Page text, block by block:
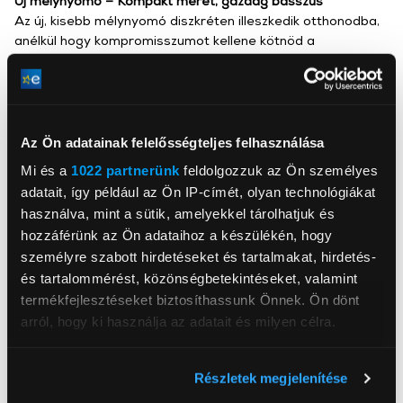
Az Ön adatainak felelősségteljes felhasználása
Mi és a 1022 partnerünk feldolgozzuk az Ön személyes
adatait, így például az Ön IP-címét, olyan technológiákat
használva, mint a sütik, amelyekkel tárolhatjuk és
hozzáférünk az Ön adataihoz a készülékén, hogy
személyre szabott hirdetéseket és tartalmakat, hirdetés-
és tartalommérést, közönségbetekintéseket, valamint
termékfejlesztéseket biztosíthassunk Önnek. Ön dönt
arról, hogy ki használja az adatait és milyen célra.
Részletek megjelenítése
www.samsung.com/hu/
Az új, kisebb mélynyomó diszkréten illeszkedik otthonodba,
anélkül hogy kompromisszumot kellene kötnöd a
eddiginél stílusosabb formában jelennek meg.
moziélményt varázsol otthonodba. Akár előre, akár
hátrafelé fordítod őket, a mennyezetről visszaverődő
hangok még inkább körülölelnek.